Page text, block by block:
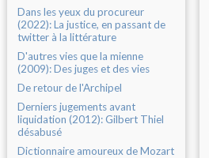
Dans les yeux du procureur
(2022): La justice, en passant de
twitter à la littérature
D'autres vies que la mienne
(2009): Des juges et des vies
De retour de l'Archipel
Derniers jugements avant
liquidation (2012): Gilbert Thiel
désabusé
Dictionnaire amoureux de Mozart